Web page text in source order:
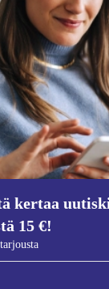
kertaa
15 €!
enää yhtäkään
etukuponki
käytöstä löydät
iOS:lle ja Androidille